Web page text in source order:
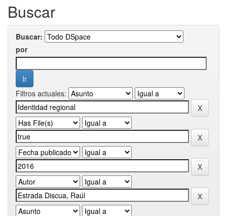
Buscar
Buscar:
por
Filtros actuales: